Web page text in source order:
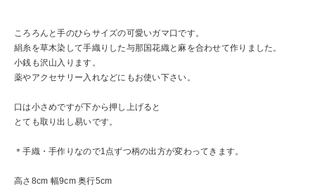
ころろんと手のひらサイズの可愛いガマ口です。
絹糸を草木染して手織りした与那国花織と麻を合わせて作りました。
小銭も沢山入ります。
薬やアクセサリー入れなどにもお使い下さい。
口は小さめですが下から押し上げると
とても取り出し易いです。
＊手織・手作りなので1点ずつ柄の出方が変わってきます。
高さ8cm 幅9cm 奥行5cm